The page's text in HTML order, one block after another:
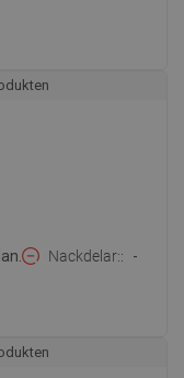
Nackdelar: -